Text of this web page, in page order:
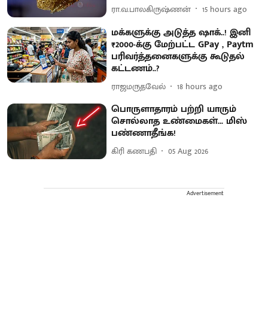
ரா.வ.பாலகிருஷ்ணன் 15 hours ago
மக்களுக்கு அடுத்த ஷாக்..! இனி
₹2000-க்கு மேற்பட்ட GPay , Paytm
பரிவர்த்தனைகளுக்கு கூடுதல்
கட்டணம்..?
ராஜமருதவேல் 18 hours ago
பொருளாதாரம் பற்றி யாரும்
சொல்லாத உண்மைகள்... மிஸ்
பண்ணாதீங்க!
கிரி கணபதி 05 Aug 2026
Advertisement